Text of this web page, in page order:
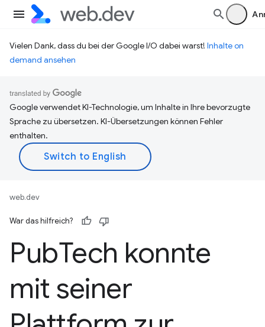
Vielen Dank, dass du bei der Google I/O dabei warst! Inhalte on
demand ansehen
Google verwendet KI-Technologie, um Inhalte in Ihre bevorzugte
Sprache zu übersetzen. KI-Übersetzungen können Fehler
enthalten.
web.dev
War das hilfreich?
PubTech konnte
mit seiner